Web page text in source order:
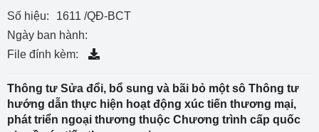
Số hiệu:
1611 /QĐ-BCT
Ngày ban hành:
File đính kèm:
Thông tư Sửa đổi, bổ sung và bãi bỏ một sô Thông tư
hướng dẫn thực hiện hoạt động xúc tiến thương mại,
phát triển ngoại thương thuộc Chương trình cấp quốc